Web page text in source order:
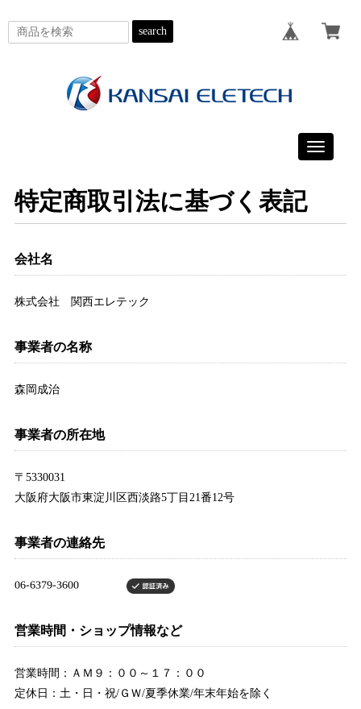
search
Toggle
特定商取引法に基づく表記
会社名
株式会社 関西エレテック
事業者の名称
森岡成治
事業者の所在地
〒5330031
大阪府大阪市東淀川区西淡路5丁目21番12号
事業者の連絡先
営業時間・ショップ情報など
営業時間：ＡＭ９：００～１７：００
定休日：土・日・祝/ＧＷ/夏季休業/年末年始を除く